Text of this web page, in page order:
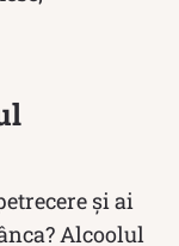
și ai
Alcoolul